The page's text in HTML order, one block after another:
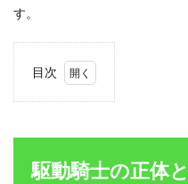
す。
目次
体と
本名
駆動騎士の正体